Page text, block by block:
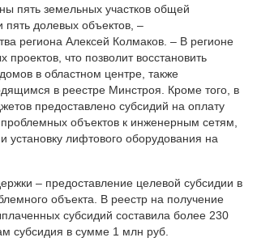
пять земельных участков общей
пять долевых объектов, –
региона Алексей Колмаков. – В регионе
что позволит восстановить
в областном центре, также
в реестре Минстроя. Кроме того, в
предоставлено субсидий на оплату
объектов к инженерным сетям,
установку лифтового оборудования на
– предоставление целевой субсидии в
объекта. В реестр на получение
субсидий составила более 230
субсидия в сумме 1 млн руб.